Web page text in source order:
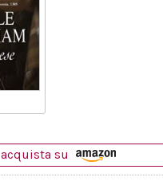
acquista su